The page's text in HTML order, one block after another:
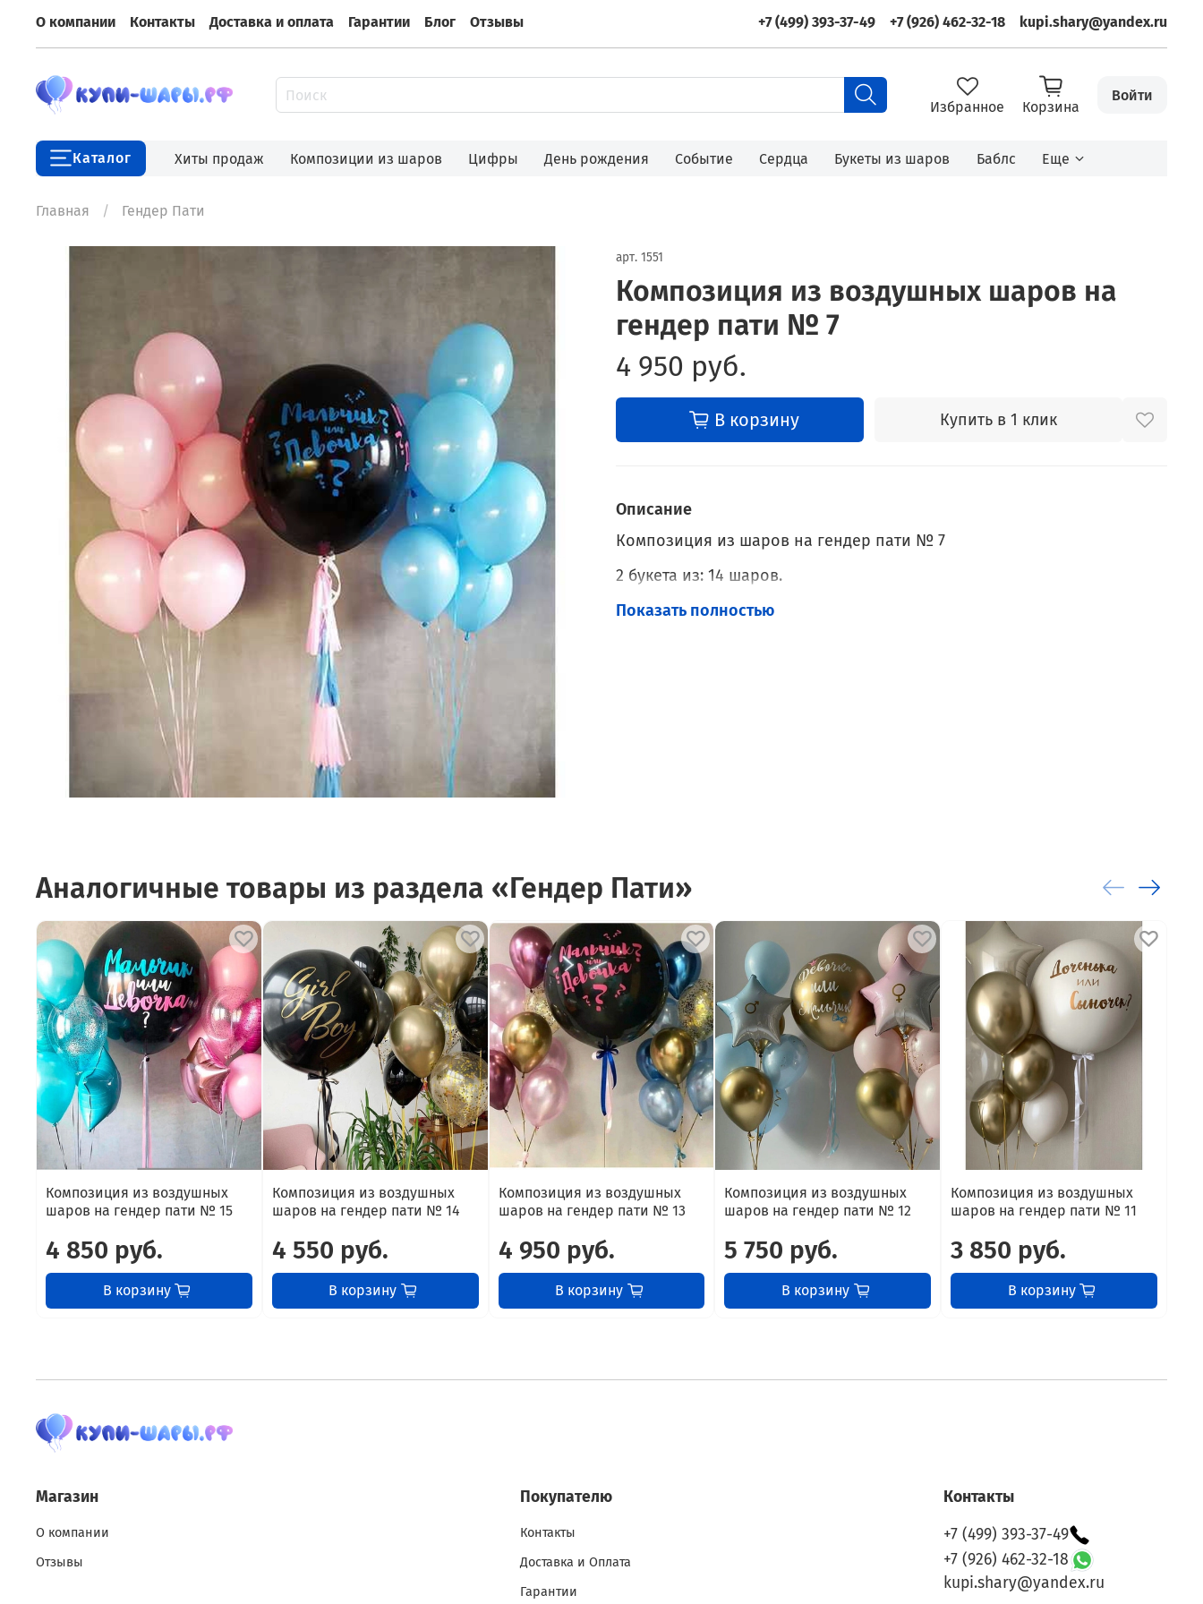
О компании Контакты Доставка и оплата Гарантии Блог Отзывы +7 (499) 393-37-49 +7 (926) 462-32-18 kupi.shary@yandex.ru
Избранное Корзина
Войти
Каталог Хиты продаж Композиции из шаров Цифры День рождения Событие Сердца Букеты из шаров Баблс Еще
Главная Гендер Пати
арт. 1551
Композиция из воздушных шаров на
гендер пати № 7
4 950 руб.
В корзину Купить в 1 клик
Описание
Композиция из шаров на гендер пати № 7
2 букета из: 14 шаров.
Большой шар с конфетти внутри.
Показать полностью
Аналогичные товары из раздела «Гендер Пати»
Композиция из воздушных
шаров на гендер пати № 15
4 850 руб.
В корзину
Композиция из воздушных
шаров на гендер пати № 14
4 550 руб.
В корзину
Композиция из воздушных
шаров на гендер пати № 13
4 950 руб.
В корзину
Композиция из воздушных
шаров на гендер пати № 12
5 750 руб.
В корзину
Композиция из воздушных
шаров на гендер пати № 11
3 850 руб.
В корзину
Магазин
О компании
Отзывы
Покупателю
Контакты
Доставка и Оплата
Гарантии
Контакты
+7 (499) 393-37-49
+7 (926) 462-32-18
kupi.shary@yandex.ru